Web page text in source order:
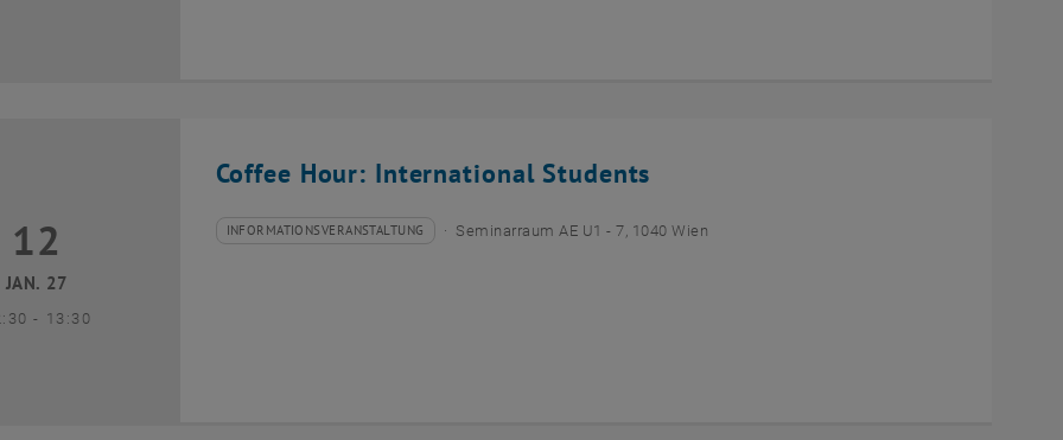
Coffee Hour: International Students
Januar 2027
12
JAN. 27
- bis
13:30
Veranstaltungstyp:
INFORMATIONSVERANSTALTUNG
Veranstaltungsort: Seminarraum AE U1 - 7, 1040 Wien